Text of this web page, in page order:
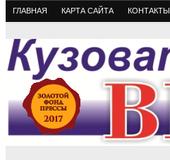
ГЛАВНАЯ КАРТА САЙТА КОНТАКТЫ